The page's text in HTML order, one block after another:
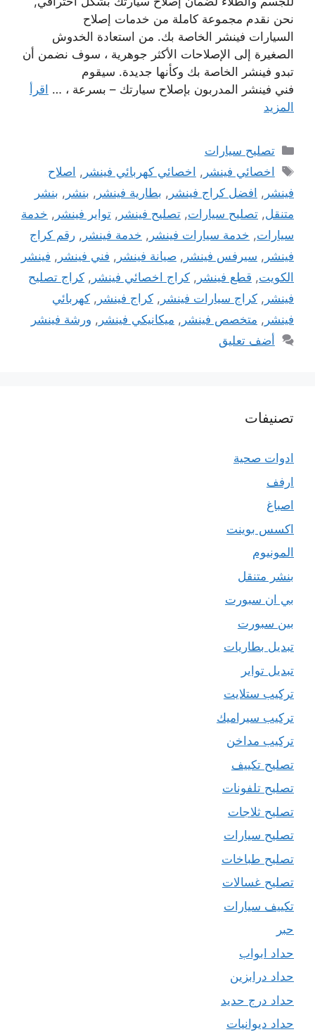
نحن نقدم مجموعة كاملة من خدمات إصلاح
السيارات فينشر الخاصة بك. من استعادة الخدوش
الصغيرة إلى الإصلاحات الأكثر جوهرية ، سوف نضمن أن
تبدو فينشر الخاصة بك وكأنها جديدة. سيقوم
فني فينشر المدربون بإصلاح سيارتك – بسرعة ، … اقرأ
المزيد
التصنيفات
تصليح سيارات
الوسوم
اخصائي فينشر , اخصائي كهربائي فينشر , اصلاح
فينشر , افضل كراج فينشر , بطارية فينشر , بنشر , بنشر
متنقل, تصليح سيارات, تصليح فينشر , تواير فينشر , خدمة
سيارات, خدمة سيارات فينشر , خدمة فينشر , رقم كراج
فينشر , سيرفس فينشر , صيانة فينشر , فني فينشر , فينشر
الكويت, قطع فينشر , كراج اخصائي فينشر , كراج تصليح
فينشر , كراج سيارات فينشر , كراج فينشر , كهربائي
فينشر , متخصص فينشر , ميكانيكي فينشر , ورشة فينشر
أضف تعليق
تصنيفات
ادوات صحية
ارفف
اصباغ
اكسس بوينت
المونيوم
بنشر متنقل
بي ان سبورت
بين سبورت
تبديل بطاريات
تبديل تواير
تركيب ستلايت
تركيب سيراميك
تركيب مداخن
تصليح تكييف
تصليح تلفونات
تصليح ثلاجات
تصليح سيارات
تصليح طباخات
تصليح غسالات
تكييف سيارات
حبر
حداد ابواب
حداد درابزين
حداد درج حديد
حداد ديوانيات